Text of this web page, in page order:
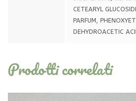
CETEARYL
PARFUM,
DEHYDROACETIC
Prodotti correlati